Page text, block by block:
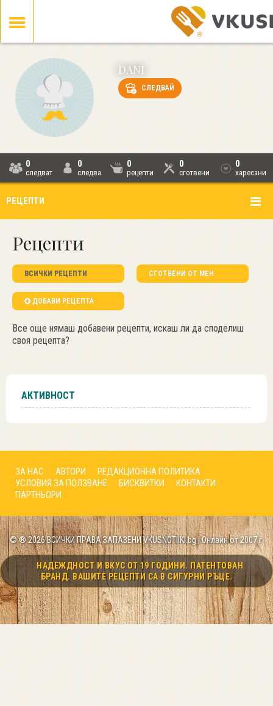
DANI
СЛЕДВАЙ
0
следват
0
следва
0
рецепти
0
сготвени
0
харесани
РЕЦЕПТИ
Рецепти
ВСИЧКИ РЕЦЕПТИ СГОТВЕНИ ОТ МЕН
ДОБАВИ РЕЦЕПТА
Все още нямаш добавени рецепти, искаш ли да споделиш
своя рецепта?
АКТИВНОСТ
ЗА НАС АВТОРИ
РЕДАКЦИОННА ПОЛИТИКА
УСЛОВИЯ ЗА ПОЛЗВАНЕ
БИСКВИТКИ
КОНТАКТИ
ПАРТНЬОРИ
© ® 2026 ВСИЧКИ ПРАВА ЗАПАЗЕНИ VKUSNOTIIKI.bg | Онлайн от 2007 г.
НАДЕЖДНОСТ И ВКУС ОТ 19 ГОДИНИ. ПАТЕНТОВАН
БРАНД. ВАШИТЕ РЕЦЕПТИ СА В СИГУРНИ РЪЦЕ.